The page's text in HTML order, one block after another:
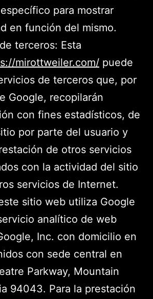
para mostrar
en función del mismo.
terceros: Esta
mirottweiler.com/ puede
de terceros que, por
Google, recopilarán
con fines estadísticos, de
por parte del usuario y
de otros servicios
con la actividad del sitio
servicios de Internet.
sitio web utiliza Google
analítico de web
Inc. con domicilio en
con sede central en
Parkway, Mountain
94043. Para la prestación